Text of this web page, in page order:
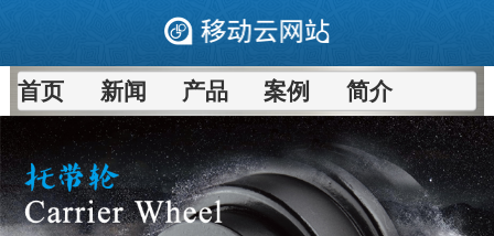
首页 新闻 产品 案例 简介